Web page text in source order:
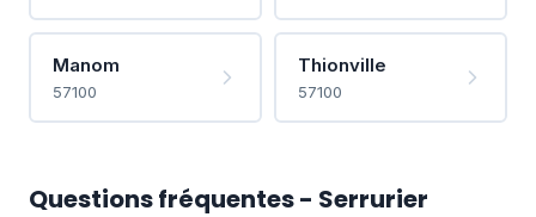
Manom
57100
Thionville
57100
Questions fréquentes - Serrurier